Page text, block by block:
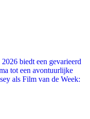
biedt een gevarieerd
tot een avontuurlijke
als Film van de Week: